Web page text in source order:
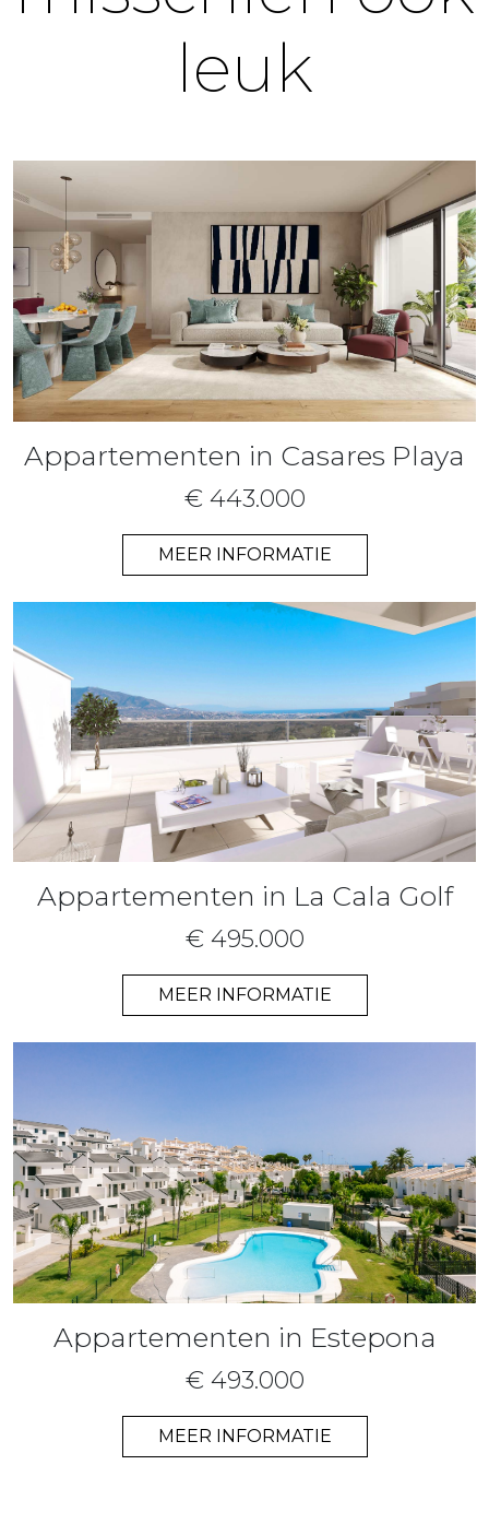
leuk
Appartementen in Casares Playa
€ 443.000
MEER INFORMATIE
Appartementen in La Cala Golf
€ 495.000
MEER INFORMATIE
Appartementen in Estepona
€ 493.000
MEER INFORMATIE